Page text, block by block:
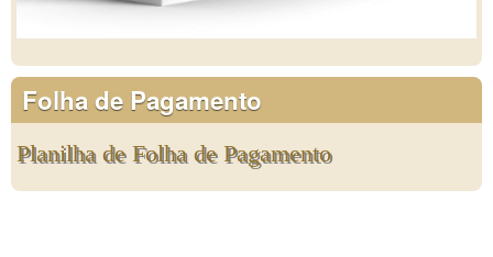
Folha de Pagamento
Planilha de Folha de Pagamento